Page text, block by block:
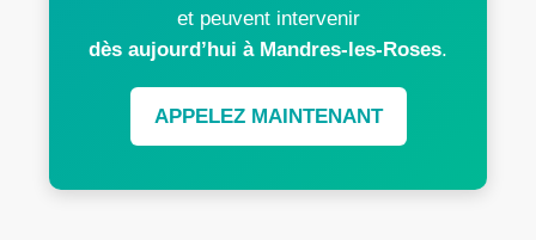
et peuvent intervenir
dès aujourd’hui à Mandres-les-Roses.
APPELEZ MAINTENANT